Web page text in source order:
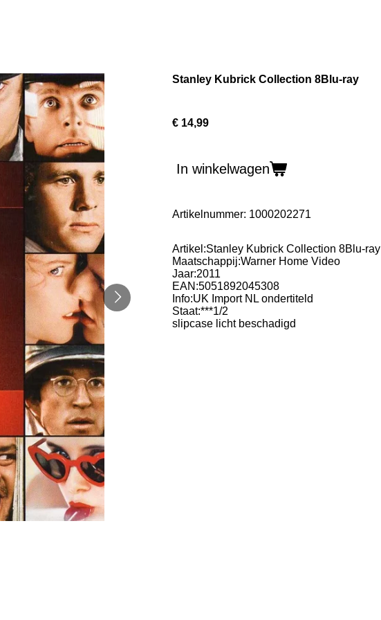
Stanley Kubrick Collection 8Blu-ray
€ 14,99
In winkelwagen
Artikelnummer: 1000202271
Artikel:Stanley Kubrick Collection 8Blu-ray
Maatschappij:Warner Home Video
Jaar:2011
EAN:5051892045308
Info:UK Import NL ondertiteld
Staat:***1/2
slipcase licht beschadigd